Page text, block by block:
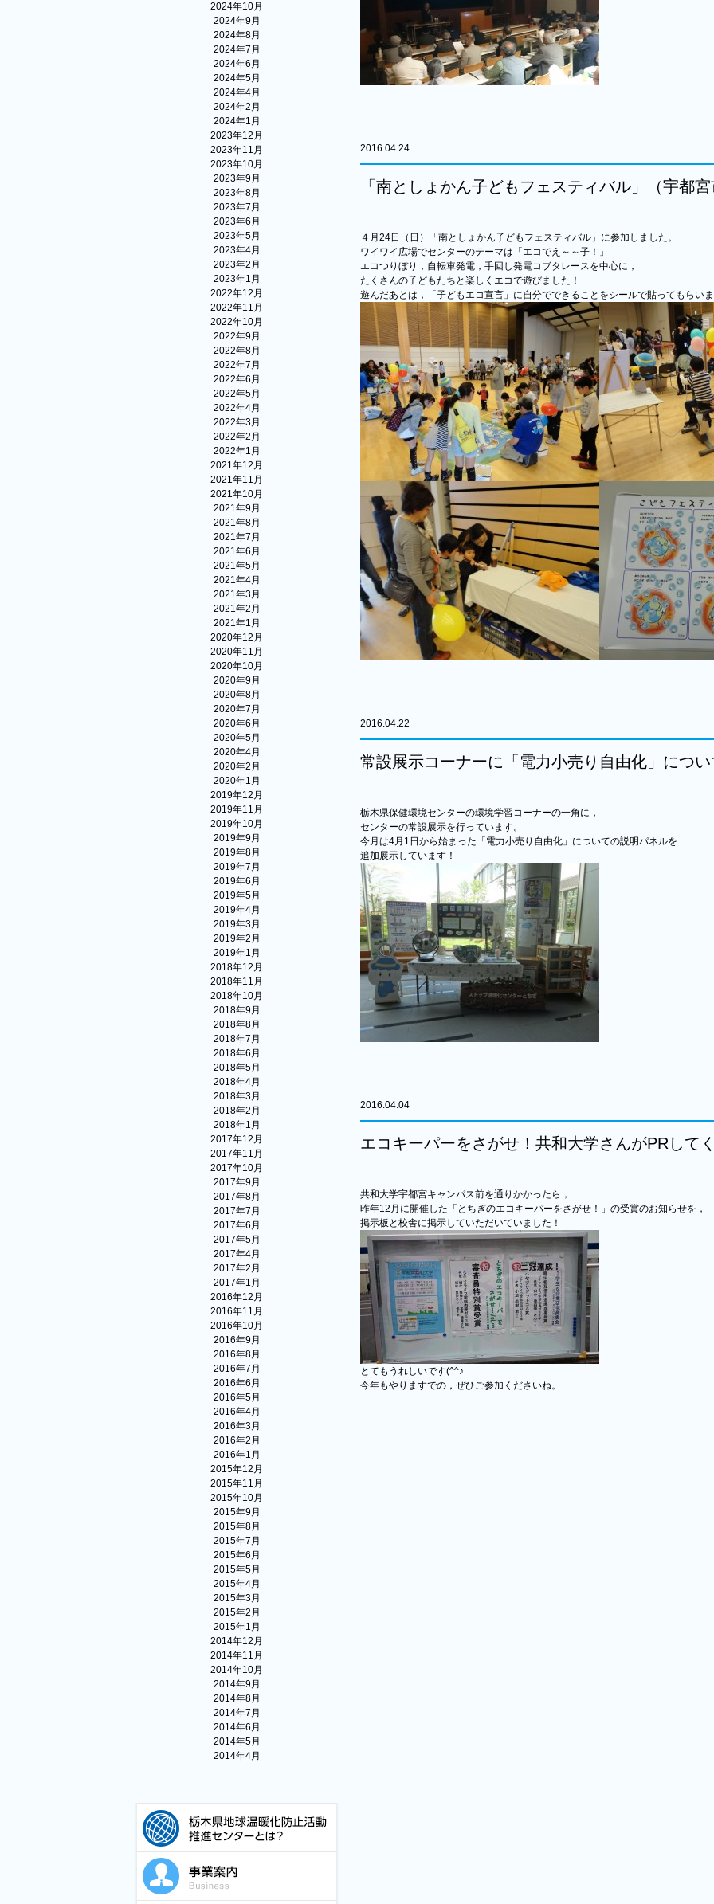
2024年10月
2024年9月
2024年8月
2024年7月
2024年6月
2024年5月
2024年4月
2024年2月
2024年1月
2023年12月
2023年11月
2023年10月
2023年9月
2023年8月
2023年7月
2023年6月
2023年5月
2023年4月
2023年2月
2023年1月
2022年12月
2022年11月
2022年10月
2022年9月
2022年8月
2022年7月
2022年6月
2022年5月
2022年4月
2022年3月
2022年2月
2022年1月
2021年12月
2021年11月
2021年10月
2021年9月
2021年8月
2021年7月
2021年6月
2021年5月
2021年4月
2021年3月
2021年2月
2021年1月
2020年12月
2020年11月
2020年10月
2020年9月
2020年8月
2020年7月
2020年6月
2020年5月
2020年4月
2020年2月
2020年1月
2019年12月
2019年11月
2019年10月
2019年9月
2019年8月
2019年7月
2019年6月
2019年5月
2019年4月
2019年3月
2019年2月
2019年1月
2018年12月
2018年11月
2018年10月
2018年9月
2018年8月
2018年7月
2018年6月
2018年5月
2018年4月
2018年3月
2018年2月
2018年1月
2017年12月
2017年11月
2017年10月
2017年9月
2017年8月
2017年7月
2017年6月
2017年5月
2017年4月
2017年2月
2017年1月
2016年12月
2016年11月
2016年10月
2016年9月
2016年8月
2016年7月
2016年6月
2016年5月
2016年4月
2016年3月
2016年2月
2016年1月
2015年12月
2015年11月
2015年10月
2015年9月
2015年8月
2015年7月
2015年6月
2015年5月
2015年4月
2015年3月
2015年2月
2015年1月
2014年12月
2014年11月
2014年10月
2014年9月
2014年8月
2014年7月
2014年6月
2014年5月
2014年4月
2016.04.24
「南としょかん子どもフェスティバル」（宇都宮
４月24日（日）「南としょかん子どもフェスティバル」に参加しました。
ワイワイ広場でセンターのテーマは「エコでえ～～子！」
エコつりぼり，自転車発電，手回し発電コブタレースを中心に，
たくさんの子どもたちと楽しくエコで遊びました！
遊んだあとは，「子どもエコ宣言」に自分でできることをシールで貼ってもらいま
2016.04.22
常設展示コーナーに「電力小売り自由化」につ
栃木県保健環境センターの環境学習コーナーの一角に，
センターの常設展示を行っています。
今月は4月1日から始まった「電力小売り自由化」についての説明パネルを
追加展示しています！
2016.04.04
エコキーパーをさがせ！共和大学さんがPRして
共和大学宇都宮キャンパス前を通りかかったら，
昨年12月に開催した「とちぎのエコキーパーをさがせ！」の受賞のお知らせを，
掲示板と校舎に掲示していただいていました！
とてもうれしいです(^^♪
今年もやりますでの，ぜひご参加くださいね。